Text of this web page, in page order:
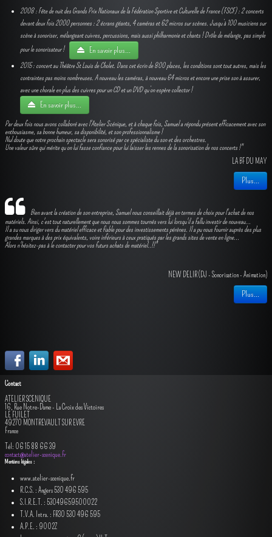
2008 : Fête de nuit des Grands Prix Nationaux de la Fédération Sportive et Culturelle de France (FSCF) : 2 concerts
devant deux fois 2000 personnes : 2 écrans géants, 4 caméras et 62 micros sur scènes. Jusqu’à 100 musiciens sur
scène à sonoriser, mélangeant cuivres, percussions, mais aussi philharmonie et chants ! Drôle de mélange, pas simple
pour le sonorisateur !
En savoir plus...
2015 : concert au Théâtre St Louis de Cholet. Dans cet écrin de 800 places, les conditions sont tout autres, mais les
contraintes pas moins nombreuses. A nouveau les caméras, à nouveau 64 micros et encore une prise son à assurer,
avec une chorale en plus des cuivres pour un CD et un DVD qu’on espère collector !
En savoir plus...
Par deux fois nous avons collaboré avec l'Atelier Scénique, et à chaque fois, Samuel a répondu présent efficacement avec son
enthousiasme, sa bonne humeur, sa disponibilité, et son professionnalisme !
Nul doute que notre prochain spectacle sera sonorisé par ce spécialiste du son et des orchestres.
Une valeur sûre qui mérite qu’on lui fasse confiance pour lui laisser les rennes de la sonorisation de nos concerts !"
LA BF DU MAY
Plus...
Bien avant la création de son entreprise, Samuel nous conseillait déjà en termes de choix pour l'achat de nos
matériels. Ainsi, c'est tout naturellement que nous nous sommes tournés vers lui lorsqu'il a fallu investir de nouveau...
Il a su nous diriger vers du matériel efficace et fiable pour des investissements pérènes. Il a pu nous fournir auprès des plus
grandes marques à des prix équivalents, voire inférieurs à ceux pratiqués par les grands sites de vente en ligne...
Alors n'hésitez-pas à le contacter pour vos futurs achats de matériel..!!"
NEW DELIR (DJ - Sonorisation - Animation)
Plus...
Contact
ATELIER SCENIQUE
16, Rue Notre-Dame - La Croix des Victoires
LE FUILET
49270 MONTREVAULT SUR EVRE
France
Tél: 06 15 88 66 39
contact@atelier-scenique.fr
Mentions légales :
www.atelier-scenique.fr
R.C.S. : Angers 530 496 595
S.I.R.E.T. : 53049659500022
T.V.A. Intra. : FR30 530 496 595
A.P.E. : 9002Z